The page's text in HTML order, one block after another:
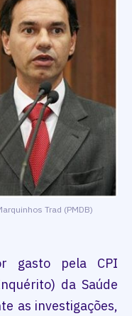
Trad (PMDB)
gasto pela CPI
da Saúde
as investigações,